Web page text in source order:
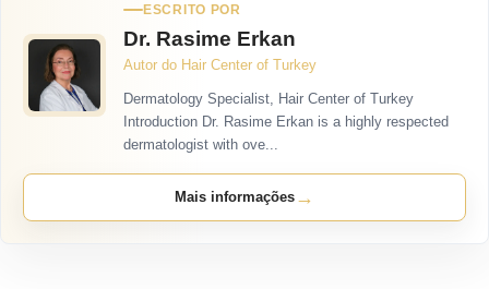
ESCRITO POR
Dr. Rasime Erkan
Autor do Hair Center of Turkey
Dermatology Specialist, Hair Center of Turkey
Introduction Dr. Rasime Erkan is a highly respected
dermatologist with ove...
Mais informações →